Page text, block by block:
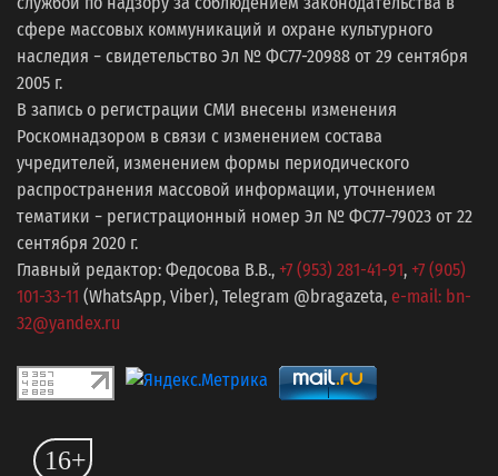
сфере массовых коммуникаций и охране культурного
наследия − свидетельство Эл № ФС77-20988 от 29 сентября
2005 г.
В запись о регистрации СМИ внесены изменения
Роскомнадзором в связи с изменением состава
учредителей, изменением формы периодического
распространения массовой информации, уточнением
тематики − регистрационный номер Эл № ФС77−79023 от 22
сентября 2020 г.
Главный редактор: Федосова В.В., +7 (953) 281-41-91, +7 (905)
101-33-11 (WhatsApp, Viber), Telegram @bragazeta, e-mail: bn-
32@yandex.ru
16+